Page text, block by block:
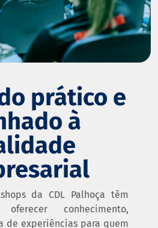
prático e
à
da CDL Palhoça têm
conhecimento,
de experiências para quem